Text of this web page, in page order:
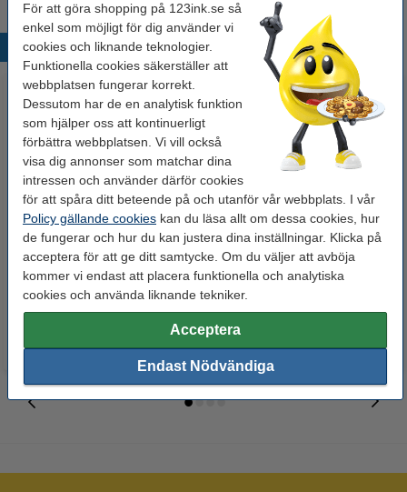
För att göra shopping på 123ink.se så
enkel som möjligt för dig använder vi
cookies och liknande teknologier.
Funktionella cookies säkerställer att
webbplatsen fungerar korrekt.
Dessutom har de en analytisk funktion
som hjälper oss att kontinuerligt
förbättra webbplatsen. Vi vill också
visa dig annonser som matchar dina
intressen och använder därför cookies
för att spåra ditt beteende på och utanför vår webbplats. I vår
Policy gällande cookies kan du läsa allt om dessa cookies, hur
de fungerar och hur du kan justera dina inställningar. Klicka på
acceptera för att ge ditt samtycke. Om du väljer att avböja
kommer vi endast att placera funktionella och analytiska
cookies och använda liknande tekniker.
Acceptera
Endast Nödvändiga
Populära produkter
Varumärket 123ink
ersätter Brother DK-11218
runda etiketter | svart text - vit
etikett | Ø 24mm
90 kr Inkl. 25% Moms
Rengöringsservetter 20st
(bildskärm, våt&torr) | AF
SCR020
94 kr Inkl. 25% Moms